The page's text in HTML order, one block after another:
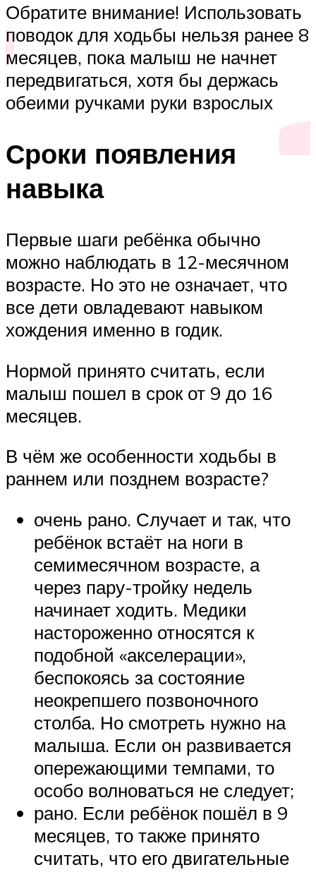
Обратите внимание! Использовать
поводок для ходьбы нельзя ранее 8
месяцев, пока малыш не начнет
передвигаться, хотя бы держась
обеими ручками руки взрослых
Сроки появления
навыка
Первые шаги ребёнка обычно
можно наблюдать в 12-месячном
возрасте. Но это не означает, что
все дети овладевают навыком
хождения именно в годик.
Нормой принято считать, если
малыш пошел в срок от 9 до 16
месяцев.
В чём же особенности ходьбы в
раннем или позднем возрасте?
очень рано. Случает и так, что
ребёнок встаёт на ноги в
семимесячном возрасте, а
через пару-тройку недель
начинает ходить. Медики
настороженно относятся к
подобной «акселерации»,
беспокоясь за состояние
неокрепшего позвоночного
столба. Но смотреть нужно на
малыша. Если он развивается
опережающими темпами, то
особо волноваться не следует;
рано. Если ребёнок пошёл в 9
месяцев, то также принято
считать, что его двигательные